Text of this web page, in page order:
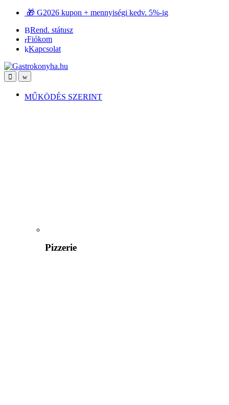
Ugrás
navigációhoz
Ugrás
tartalomra
🎁 G2026 kupon + mennyiségi kedv. 5%-ig
Rend. státusz
Fiókom
Kapcsolat
OpenClose
MŰKÖDÉS SZERINT
Pizzerie